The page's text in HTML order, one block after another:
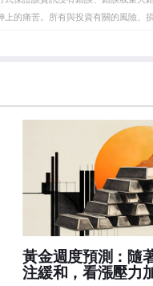
的痛苦。所有與投資有關的風險、
性或適用性不作任何陳述。
本文作者和FXStreet並非註冊投資
黃金週度預測：隨
注緩和，看漲壓力